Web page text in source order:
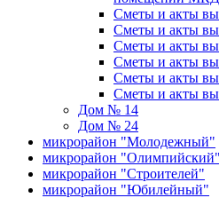
Сметы и акты
Сметы и акты
Сметы и акты
Сметы и акты
Сметы и акты
Сметы и акты
Дом № 14
Дом № 24
микрорайон "Молодежный"
микрорайон "Олимпийский"
микрорайон "Строителей"
микрорайон "Юбилейный"